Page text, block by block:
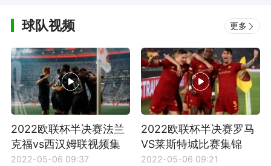
球队视频 更多
2022欧联杯半决赛法兰
克福vs西汉姆联视频集
锦
2022-05-06 09:37
2022欧联杯半决赛罗马
VS莱斯特城比赛集锦
2022-05-06 09:21